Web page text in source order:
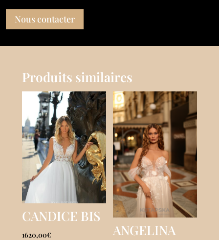
Nous contacter
Produits similaires
CANDICE BIS
1620,00€ ANGELINA